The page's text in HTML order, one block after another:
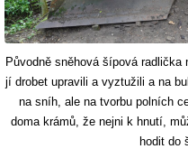
Původně sněhová šípová
jí drobet upravili a vyztužili a na
na sníh, ale na tvorbu polních
doma krámů, že nejni k hnutí,
hodit do